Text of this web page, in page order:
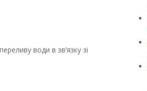
води в зв’язку зі